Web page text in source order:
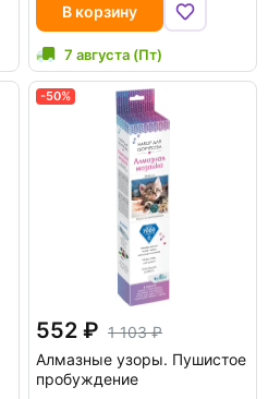
В корзину
7 августа (Пт)
-50%
552
1 103
Алмазные узоры. Пушистое
пробуждение